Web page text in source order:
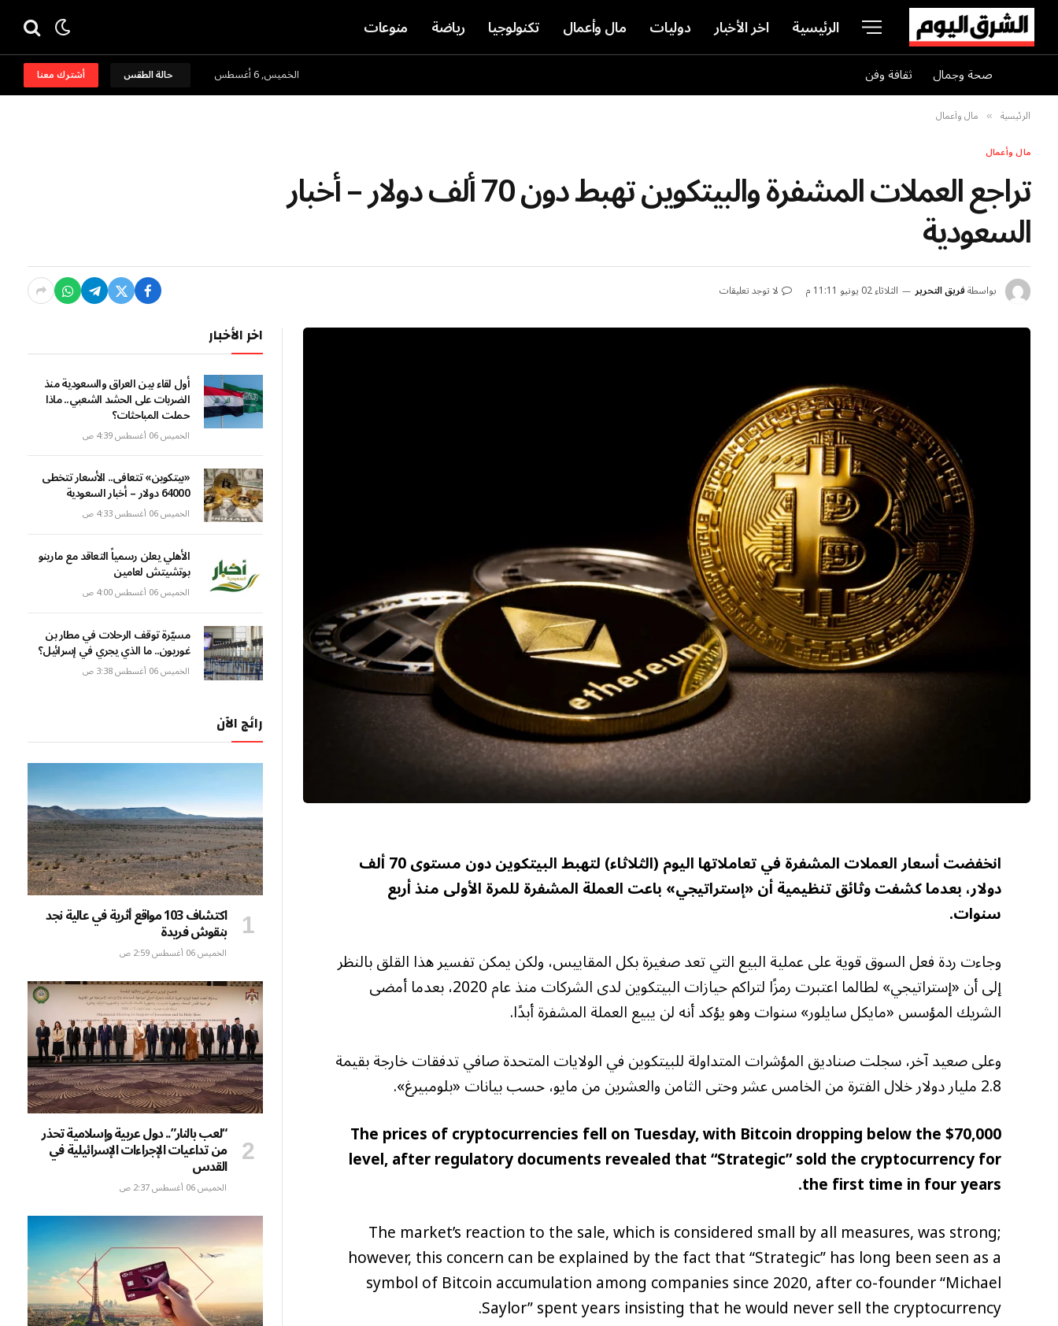
الرئيسية اخر الأخبار دوليات مال وأعمال تكنولوجيا رياضة منوعات
صحة وجمال ثقافة وفن الخميس, 6 أغسطس حالة الطقس أشترك معنا
الرئيسية » مال وأعمال
مال وأعمال
تراجع العملات المشفرة والبيتكوين تهبط دون 70 ألف دولار – أخبار
السعودية
بواسطةفريق التحرير الثلاثاء 02 يونيو 11:11 م لا توجد تعليقات
انخفضت أسعار العملات المشفرة في تعاملاتها اليوم (الثلاثاء) لتهبط البيتكوين دون مستوى 70 ألف
دولار، بعدما كشفت وثائق تنظيمية أن «إستراتيجي» باعت العملة المشفرة للمرة الأولى منذ أربع
سنوات.
وجاءت ردة فعل السوق قوية على عملية البيع التي تعد صغيرة بكل المقاييس، ولكن يمكن تفسير هذا القلق بالنظر
إلى أن «إستراتيجي» لطالما اعتبرت رمزًا لتراكم حيازات البيتكوين لدى الشركات منذ عام 2020، بعدما أمضى
الشريك المؤسس «مايكل سايلور» سنوات وهو يؤكد أنه لن يبيع العملة المشفرة أبدًا.
وعلى صعيد آخر، سجلت صناديق المؤشرات المتداولة للبيتكوين في الولايات المتحدة صافي تدفقات خارجة بقيمة
2.8 مليار دولار خلال الفترة من الخامس عشر وحتى الثامن والعشرين من مايو، حسب بيانات «بلومبيرغ».
The prices of cryptocurrencies fell on Tuesday, with Bitcoin dropping below the $70,000
level, after regulatory documents revealed that “Strategic” sold the cryptocurrency for
the first time in four years.
The market’s reaction to the sale, which is considered small by all measures, was strong;
however, this concern can be explained by the fact that “Strategic” has long been seen as a
symbol of Bitcoin accumulation among companies since 2020, after co-founder “Michael
Saylor” spent years insisting that he would never sell the cryptocurrency.
اخر الأخبار
أول لقاء بين العراق والسعودية منذ
الضربات على الحشد الشعبي.. ماذا
حملت المباحثات؟
الخميس 06 أغسطس 4:39 ص
«بيتكوين» تتعافى.. الأسعار تتخطى
64000 دولار – أخبار السعودية
الخميس 06 أغسطس 4:33 ص
الأهلي يعلن رسمياً التعاقد مع مارينو
بوتشيتش لعامين
الخميس 06 أغسطس 4:00 ص
مسيّرة توقف الرحلات في مطار بن
غوريون.. ما الذي يجري في إسرائيل؟
الخميس 06 أغسطس 3:38 ص
رائج الآن
اكتشاف 103 مواقع أثرية في عالية نجد
بنقوش فريدة
الخميس 06 أغسطس 2:59 ص
“لعب بالنار”.. دول عربية وإسلامية تحذر
من تداعيات الإجراءات الإسرائيلية في
القدس
الخميس 06 أغسطس 2:37 ص